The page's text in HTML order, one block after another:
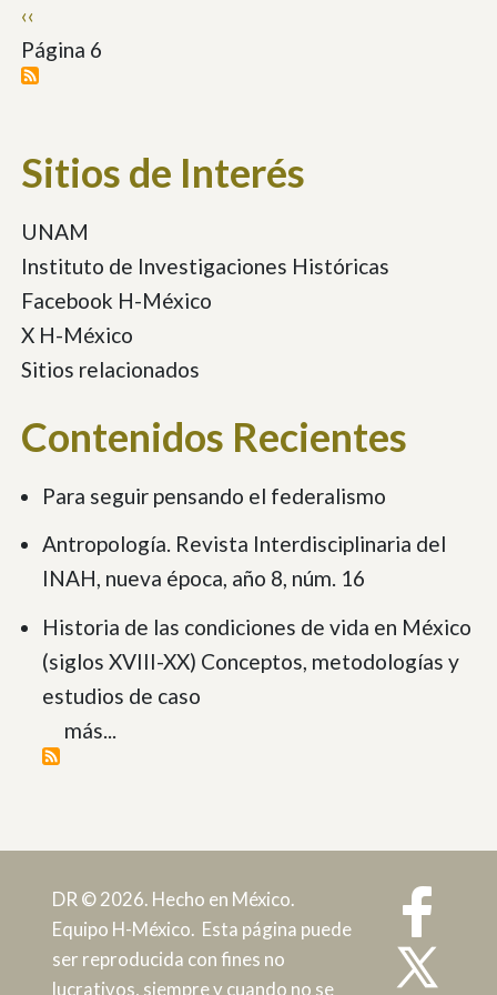
Paginación
Página
anterior
‹‹
Página 6
Sitios de Interés
UNAM
Instituto de Investigaciones Históricas
Facebook H-México
X H-México
Sitios relacionados
Contenidos Recientes
Para seguir pensando el federalismo
Antropología. Revista Interdisciplinaria del
INAH, nueva época, año 8, núm. 16
Historia de las condiciones de vida en México
(siglos XVIII-XX) Conceptos, metodologías y
estudios de caso
más...
DR © 2026. Hecho en México.
Equipo H-México. Esta página puede
ser reproducida con fines no
lucrativos, siempre y cuando no se